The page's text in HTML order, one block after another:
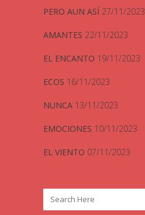
PERO AUN ASÍ 27/11/2023
AMANTES 22/11/2023
EL ENCANTO 19/11/2023
ECOS 16/11/2023
NUNCA 13/11/2023
EMOCIONES 10/11/2023
EL VIENTO 07/11/2023